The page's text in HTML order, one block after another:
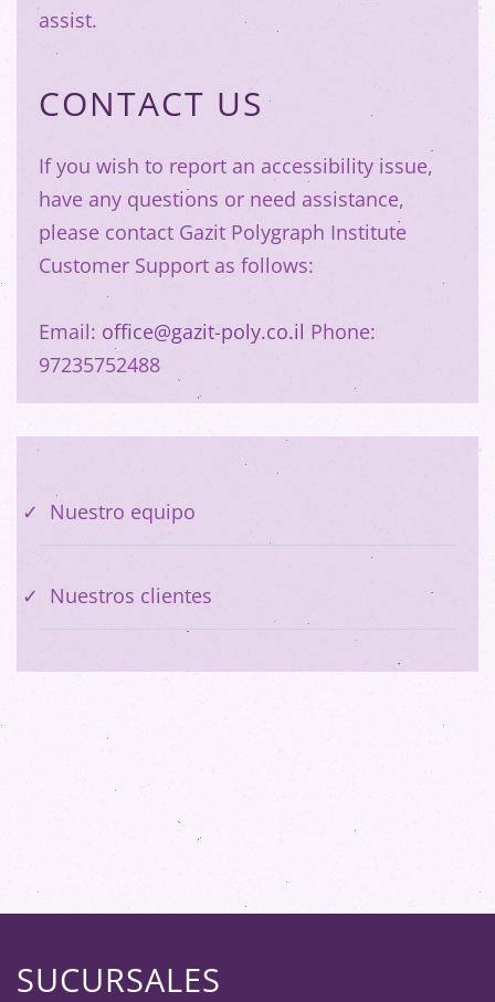
assist.
CONTACT US
If you wish to report an accessibility issue,
have any questions or need assistance,
please contact Gazit Polygraph Institute
Customer Support as follows:
Email: office@gazit-poly.co.il Phone:
97235752488
Nuestro equipo
Nuestros clientes
SUCURSALES